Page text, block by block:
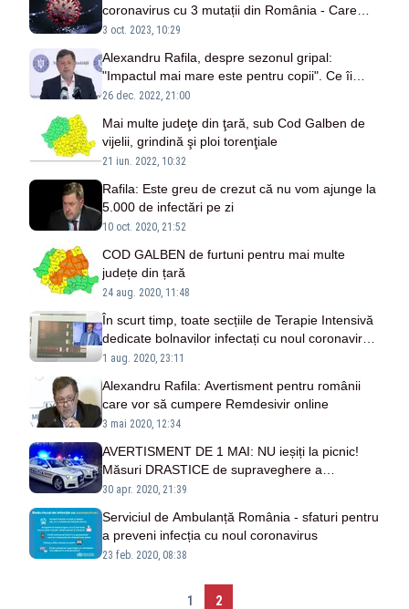
coronavirus cu 3 mutații din România - Care
sunt primele măsuri pentru gripă, răceli și
3 oct. 2023, 10:29
Alexandru Rafila, despre sezonul gripal:
"Impactul mai mare este pentru copii". Ce îi
sfătuiește pe părinți
26 dec. 2022, 21:00
Mai multe judeţe din ţară, sub Cod Galben de
vijelii, grindină şi ploi torenţiale
21 iun. 2022, 10:32
Rafila: Este greu de crezut că nu vom ajunge la
5.000 de infectări pe zi
10 oct. 2020, 21:52
COD GALBEN de furtuni pentru mai multe
județe din țară
24 aug. 2020, 11:48
În scurt timp, toate secțiile de Terapie Intensivă
dedicate bolnavilor infectați cu noul coronavirus
vor fi sufocate
1 aug. 2020, 23:11
Alexandru Rafila: Avertisment pentru românii
care vor să cumpere Remdesivir online
3 mai 2020, 12:34
AVERTISMENT DE 1 MAI: NU ieșiți la picnic!
Măsuri DRASTICE de supraveghere a
românilor!
30 apr. 2020, 21:39
Serviciul de Ambulanță România - sfaturi pentru
a preveni infecția cu noul coronavirus
23 feb. 2020, 08:38
1 2